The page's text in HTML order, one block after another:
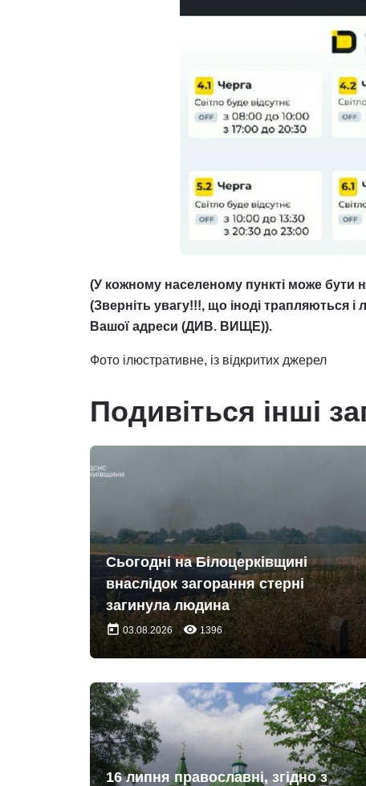
(У кожному населеному пункті може бути
(Зверніть увагу!!!, що іноді трапляються і
Вашої адреси (ДИВ. ВИЩЕ)).
Фото ілюстративне, із відкритих джерел
Подивіться інші
Сьогодні на Білоцерківщині
внаслідок загорання стерні
загинула людина
today 03.08.2026 remove_red_eye 1396
16 липня православні, згідно з